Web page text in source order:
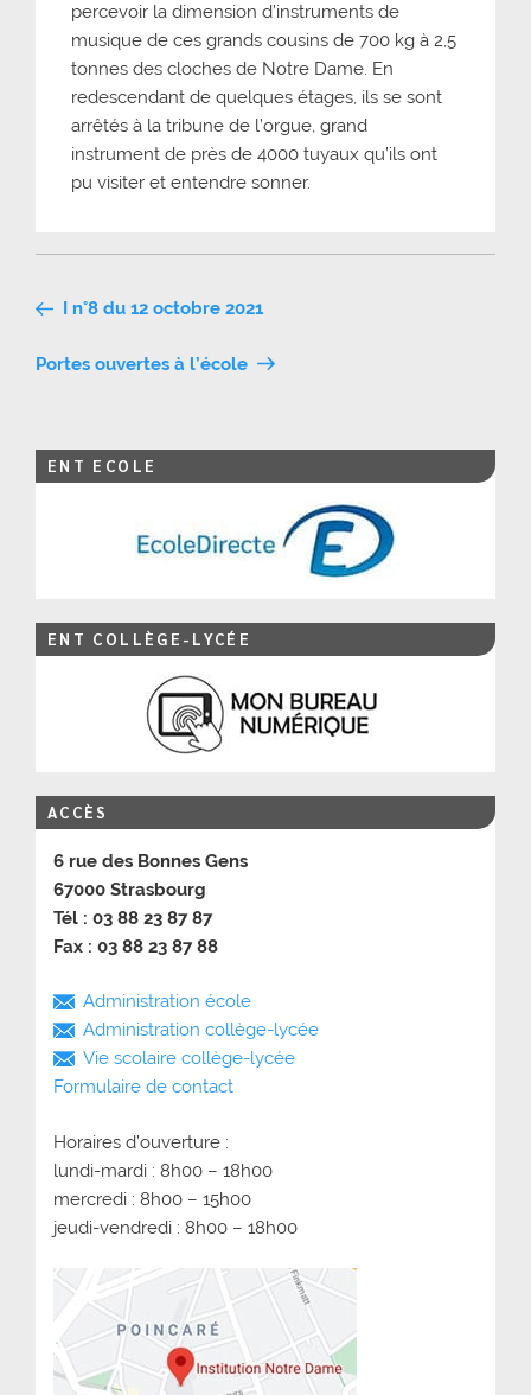
percevoir la dimension d’instruments de
musique de ces grands cousins de 700 kg à 2,5
tonnes des cloches de Notre Dame. En
redescendant de quelques étages, ils se sont
arrêtés à la tribune de l’orgue, grand
instrument de près de 4000 tuyaux qu’ils ont
pu visiter et entendre sonner.
Navigation
de
I n°8 du 12 octobre 2021
Portes ouvertes à l’école
ENT ECOLE
ENT COLLÈGE-LYCÉE
ACCÈS
6 rue des Bonnes Gens
67000 Strasbourg
Tél : 03 88 23 87 87
Fax : 03 88 23 87 88
Administration école
Administration collège-lycée
Vie scolaire collège-lycée
Formulaire de contact
Horaires d’ouverture :
lundi-mardi : 8h00 – 18h00
mercredi : 8h00 – 15h00
jeudi-vendredi : 8h00 – 18h00